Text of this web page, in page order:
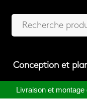
Conception et
Livraison et